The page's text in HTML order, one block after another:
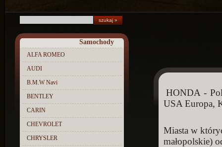
Samochody
ALFA ROMEO
AUDI
B.M.W Navi
BENTLEY
CARIN
CHEVROLET
CHRYSLER
HONDA -
USA Europa,
Miasta w
małopolskie)